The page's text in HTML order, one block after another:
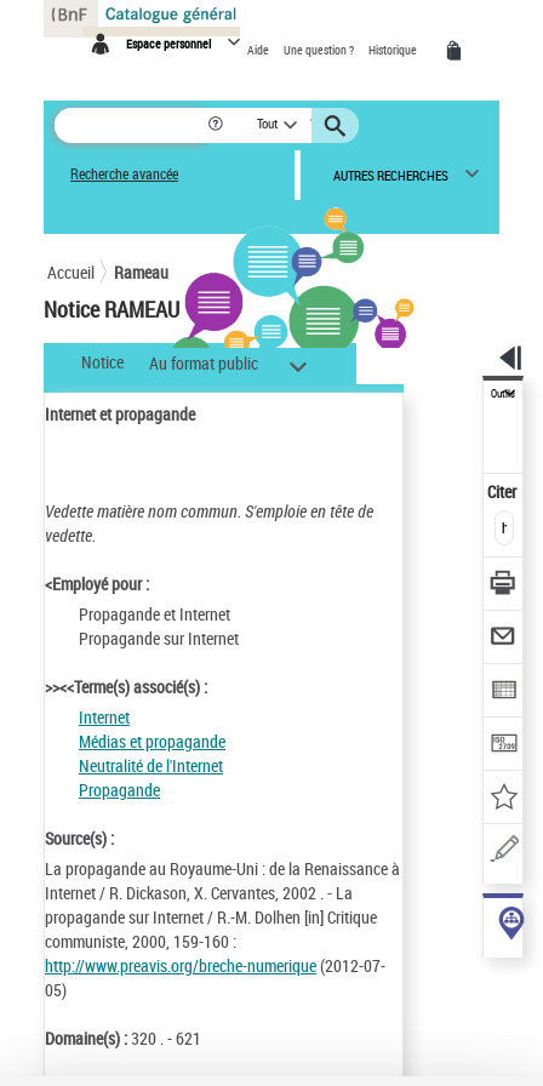
Espace personnel Aide Une question ? Historique
Tout
Recherche avancée AUTRES RECHERCHES
Accueil Rameau
Notice RAMEAU
Notice Au format public
Internet et propagande
Vedette matière nom commun. S'emploie en tête de
vedette.
<Employé pour :
Propagande et Internet
Propagande sur Internet
>><<Terme(s) associé(s) :
Internet
Médias et propagande
Neutralité de l'Internet
Propagande
Source(s) :
La propagande au Royaume-Uni : de la Renaissance à
Internet / R. Dickason, X. Cervantes, 2002 . - La
propagande sur Internet / R.-M. Dolhen [in] Critique
communiste, 2000, 159-160 :
http://www.preavis.org/breche-numerique(2012-07-
05)
Domaine(s) :320 . - 621
Outils
Citer
Panneau de gestion des cookies